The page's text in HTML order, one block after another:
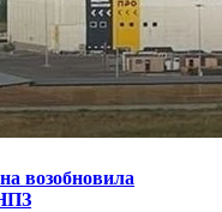
возобновила